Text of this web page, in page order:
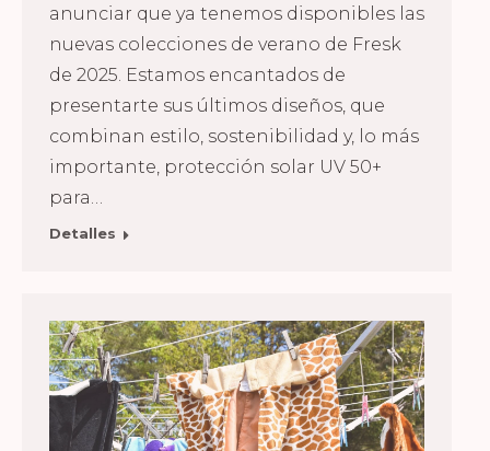
anunciar que ya tenemos disponibles las
nuevas colecciones de verano de Fresk
de 2025. Estamos encantados de
presentarte sus últimos diseños, que
combinan estilo, sostenibilidad y, lo más
importante, protección solar UV 50+
para…
Detalles